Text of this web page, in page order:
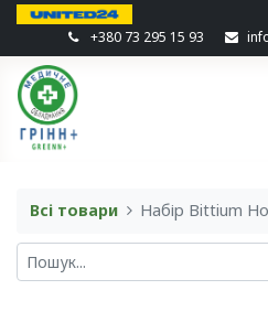
+380 73 295 15 93
Всі товари Набір Bittium